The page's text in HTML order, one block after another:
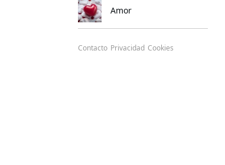
Amor
Contacto Privacidad Cookies